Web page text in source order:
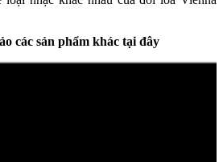
các sản phẩm khác tại đây